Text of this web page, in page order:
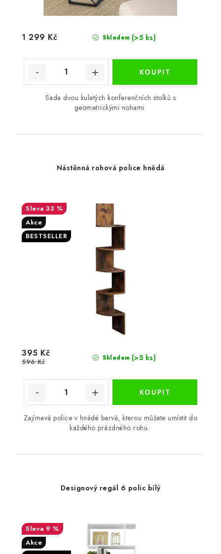
Skladem (>5 ks)
1 299 Kč
Sada dvou kulatých konferenčních stolků s
geometrickými nohami
Nástěnná rohová police hnědá
33 %
Akce
BESTSELLER
Skladem (>5 ks)
395 Kč
596 Kč
Zajímavá police v hnědé barvě, kterou můžete umístit do
každého prázdného rohu.
Designový regál 6 polic bílý
9 %
Akce